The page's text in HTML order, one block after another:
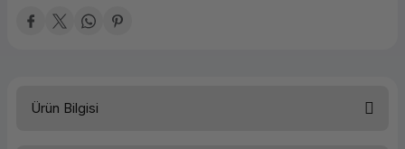
Ürün Bilgisi